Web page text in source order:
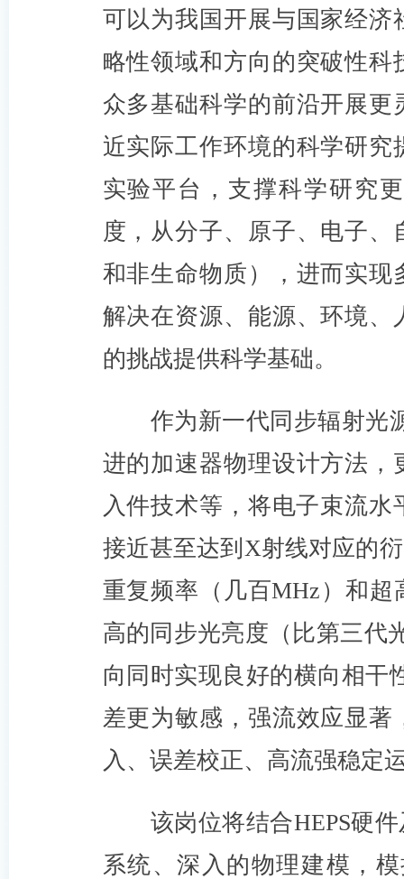
可以为我国开展与国家经
略性领域和方向的突破性
众多基础科学的前沿开展
近实际工作环境的科学研
实验平台，支撑科学研究
度，从分子、原子、电子
和非生命物质），进而实
解决在资源、能源、环境
的挑战提供科学基础。
作为新一代同步辐射光
进的加速器物理设计方法
入件技术等，将电子束流
接近甚至达到X射线对应的
重复频率（几百MHz）和
高的同步光亮度（比第三代
向同时实现良好的横向相干
差更为敏感，强流效应显著
入、误差校正、高流强稳定
该岗位将结合HEPS硬
系统、深入的物理建模，